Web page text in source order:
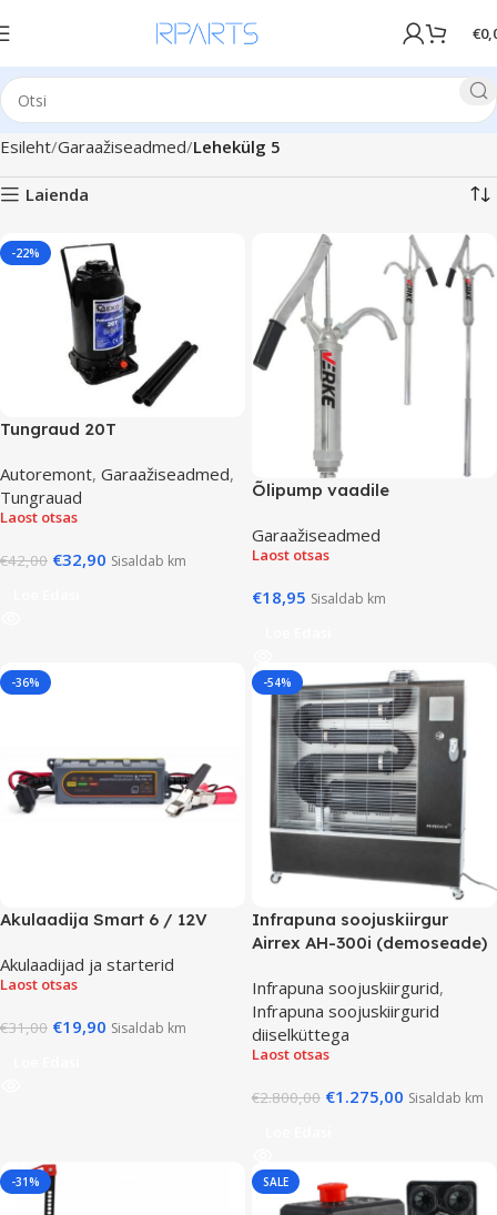
€
Esileht Garaažiseadmed Lehekülg 5
Laienda
-22%
Tungraud 20T
Autoremont, Garaažiseadmed,
Tungrauad
Laost otsas
€42,00 €32,90 Sisaldab km
Õlipump vaadile
Garaažiseadmed
Laost otsas
€18,95 Sisaldab km
-36%
Akulaadija Smart 6 / 12V
Akulaadijad ja starterid
Laost otsas
€31,00 €19,90 Sisaldab km
-54%
Infrapuna soojuskiirgur
Airrex AH-300i (demoseade)
Infrapuna soojuskiirgurid,
Infrapuna soojuskiirgurid
diiselküttega
Laost otsas
€2.800,00 €1.275,00 Sisaldab km
-31% SALE